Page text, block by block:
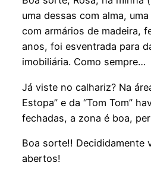
uma dessas com alma,
com armários de madeira,
anos, foi esventrada para
imobiliária. Como sempre…
Já viste no calhariz? Na
Estopa” e da “Tom Tom”
fechadas, a zona é boa,
Boa sorte!! Decididamente
abertos!